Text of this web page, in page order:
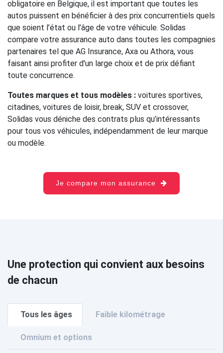
obligatoire en Belgique, il est important que toutes les
autos puissent en bénéficier à des prix concurrentiels quels
que soient l’état ou l’âge de votre véhicule. Solidas
compare votre assurance auto dans toutes les compagnies
partenaires tel que AG Insurance, Axa ou Athora, vous
faisant ainsi profiter d'un large choix et de prix défiant
toute concurrence.
Toutes marques et tous modèles : voitures sportives,
citadines, voitures de loisir, break, SUV et crossover,
Solidas vous déniche des contrats plus qu’intéressants
pour tous vos véhicules, indépendamment de leur marque
ou modèle.
Je compare mon assurance
Une protection qui convient aux besoins
de chacun
Tous les âges Faible kilométrage
Omnium et options